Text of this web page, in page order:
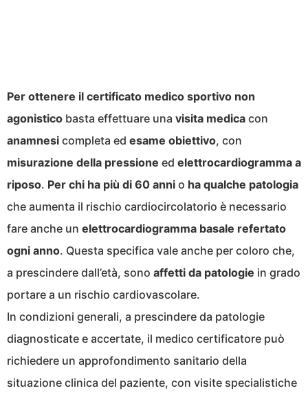
Per ottenere il certificato medico sportivo non
agonistico basta effettuare una visita medica con
anamnesi completa ed esame obiettivo, con
misurazione della pressione ed elettrocardiogramma a
riposo. Per chi ha più di 60 anni o ha qualche patologia
che aumenta il rischio cardiocircolatorio è necessario
fare anche un elettrocardiogramma basale refertato
ogni anno. Questa specifica vale anche per coloro che,
a prescindere dall’età, sono affetti da patologie in grado
portare a un rischio cardiovascolare.
In condizioni generali, a prescindere da patologie
diagnosticate e accertate, il medico certificatore può
richiedere un approfondimento sanitario della
situazione clinica del paziente, con visite specialistiche